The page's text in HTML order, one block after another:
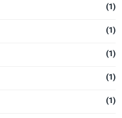
(1)
(1)
(1)
(1)
(1)